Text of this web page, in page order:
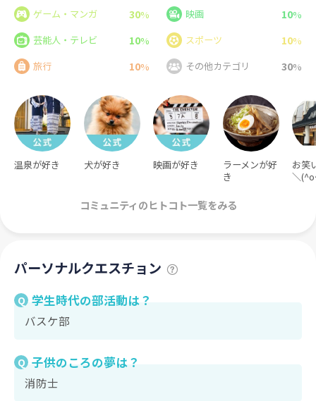
ゲーム・マンガ 30% 映画 10%
芸能人・テレビ
10% スポーツ 10%
旅行
10% その他カテゴリ 30%
温泉が好き 犬が好き 映画が好き
ラーメンが好
き
お笑
＼
コミュニティのヒトコト一覧をみる
パーソナルクエスチョン
Q 学生時代の部活動は？
バスケ部
Q 子供のころの夢は？
消防士